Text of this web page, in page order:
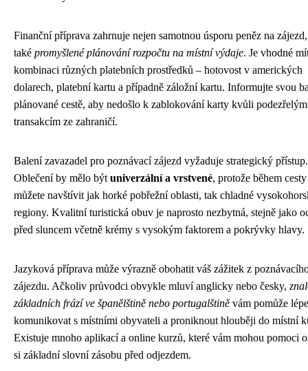
Finanční příprava zahrnuje nejen samotnou úsporu peněz na
také promyšlené plánování rozpočtu na místní výdaje. Je vhodné
kombinaci různých platebních prostředků – hotovost v amerických
dolarech, platební kartu a případně záložní kartu. Informujte svou
plánované cestě, aby nedošlo k zablokování karty kvůli podezřelým
transakcím ze zahraničí.
Balení zavazadel pro poznávací zájezd vyžaduje strategický přístup.
Oblečení by mělo být univerzální a vrstvené, protože během cesty
můžete navštívit jak horké pobřežní oblasti, tak chladné
regiony. Kvalitní turistická obuv je naprosto nezbytná, stejně jako
před sluncem včetně krémy s vysokým faktorem a pokrývky hlavy.
Jazyková příprava může výrazně obohatit váš zážitek z
zájezdu. Ačkoliv průvodci obvykle mluví anglicky nebo česky,
základních frází ve španělštině nebo portugalštině vám pomůže lépe
komunikovat s místními obyvateli a proniknout hlouběji do místní
Existuje mnoho aplikací a online kurzů, které vám mohou pomoci
si základní slovní zásobu před odjezdem.